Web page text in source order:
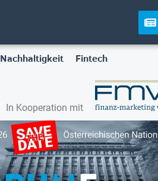
Nachhaltigkeit Fintech
In Kooperation mit